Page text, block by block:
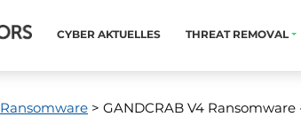
CYBER ​​AKTUELLES THREAT REMOVAL
Ransomware > GANDCRAB V4